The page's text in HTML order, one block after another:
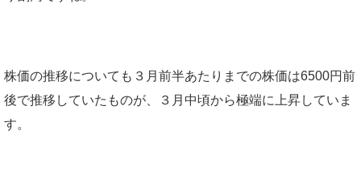
株価の推移についても３月前半あたりまでの株価は6500円前
後で推移していたものが、３月中頃から極端に上昇していま
す。